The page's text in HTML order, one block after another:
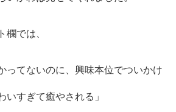
では、
ってないのに、興味本位でついかけ
いすぎて癒やされる」